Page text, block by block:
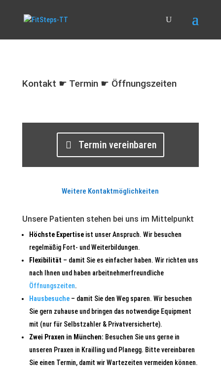
Kontakt ☛ Termin ☛ Öffnungszeiten
Termin vereinbaren
Weitere Kontaktmöglichkeiten
Unsere Patienten stehen bei uns im Mittelpunkt
Höchste Expertiseist unser Anspruch. Wir besuchen
regelmäßig Fort- und Weiterbildungen.
Flexibilität – damit Sie es einfacher haben. Wir richten uns
nach Ihnen und haben arbeitnehmerfreundliche
Öffnungszeiten.
Hausbesuche – damit Sie den Weg sparen. Wir besuchen
Sie gern zuhause und bringen das notwendige Equipment
mit (nur für Selbstzahler & Privatversicherte).
Zwei Praxen in München: Besuchen Sie uns gerne in
unseren Praxen in Krailling und Planegg. Bitte vereinbaren
Sie einen Termin, damit wir Wartezeiten vermeiden können.